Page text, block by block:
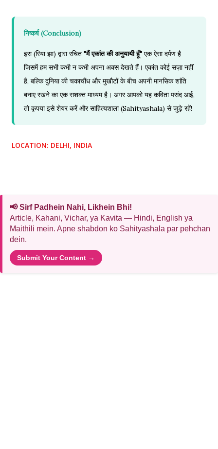
निष्कर्ष (Conclusion)
इरा (रिया झा) द्वारा रचित "मैं एकांत की अनुयायी हूँ" एक ऐसा दर्पण है
जिसमें हम सभी कभी न कभी अपना अक्स देखते हैं। एकांत कोई सज़ा नहीं
है, बल्कि दुनिया की चकाचौंध और मुखौटों के बीच अपनी मानसिक शांति
बनाए रखने का एक सशक्त माध्यम है। अगर आपको यह कविता पसंद आई,
तो कृपया इसे शेयर करें और साहित्यशाला (Sahityashala) से जुड़े रहें!
LOCATION: DELHI, INDIA
📢 Sirf Padhein Nahi, Likhein Bhi!
Article, Kahani, Vichar, ya Kavita — Hindi, English ya
Maithili mein. Apne shabdon ko Sahityashala par pehchan
dein.
Submit Your Content →